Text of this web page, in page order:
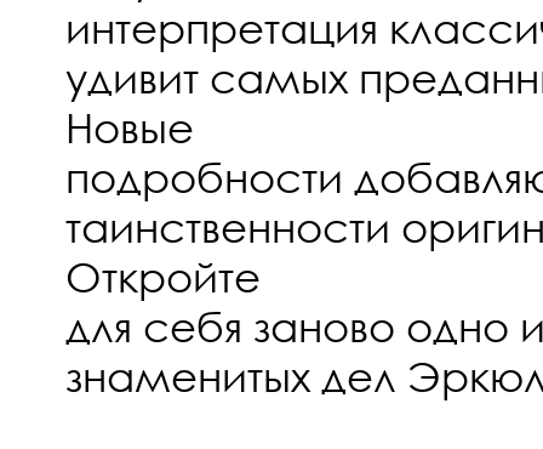
интерпретация
удивит самых
Новые
подробности
таинственности
Откройте
для себя заново одно
знаменитых дел